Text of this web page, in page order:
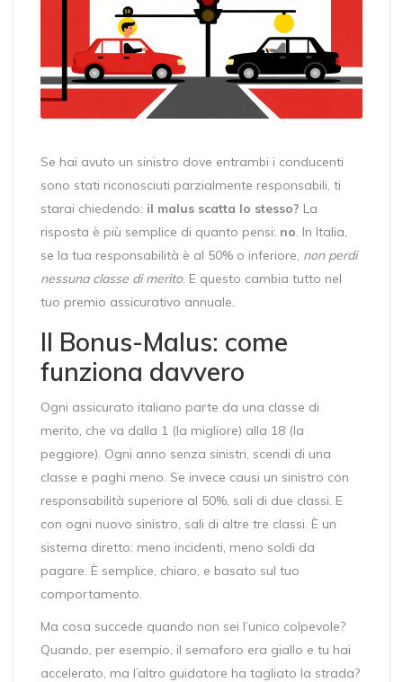
Se hai avuto un sinistro dove entrambi i conducenti
sono stati riconosciuti parzialmente responsabili, ti
starai chiedendo: il malus scatta lo stesso? La
risposta è più semplice di quanto pensi: no. In Italia,
se la tua responsabilità è al 50% o inferiore, non perdi
nessuna classe di merito. E questo cambia tutto nel
tuo premio assicurativo annuale.
Il Bonus-Malus: come
funziona davvero
Ogni assicurato italiano parte da una classe di
merito, che va dalla 1 (la migliore) alla 18 (la
peggiore). Ogni anno senza sinistri, scendi di una
classe e paghi meno. Se invece causi un sinistro con
responsabilità superiore al 50%, sali di due classi. E
con ogni nuovo sinistro, sali di altre tre classi. È un
sistema diretto: meno incidenti, meno soldi da
pagare. È semplice, chiaro, e basato sul tuo
comportamento.
Ma cosa succede quando non sei l’unico colpevole?
Quando, per esempio, il semaforo era giallo e tu hai
accelerato, ma l’altro guidatore ha tagliato la strada?